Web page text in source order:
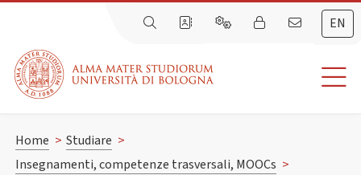
EN
Home > Studiare >
Insegnamenti, competenze trasversali, MOOCs >